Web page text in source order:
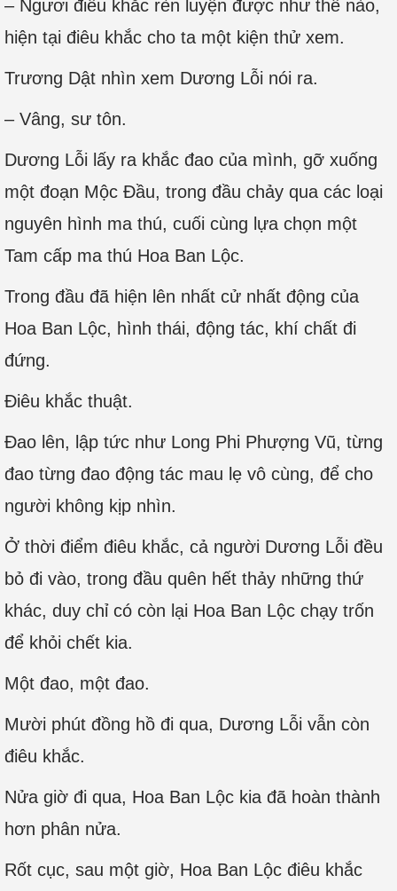
– Ngươi điêu khắc rèn luyện được như thế nào,
hiện tại điêu khắc cho ta một kiện thử xem.
Trương Dật nhìn xem Dương Lỗi nói ra.
– Vâng, sư tôn.
Dương Lỗi lấy ra khắc đao của mình, gỡ xuống
một đoạn Mộc Đầu, trong đầu chảy qua các loại
nguyên hình ma thú, cuối cùng lựa chọn một
Tam cấp ma thú Hoa Ban Lộc.
Trong đầu đã hiện lên nhất cử nhất động của
Hoa Ban Lộc, hình thái, động tác, khí chất đi
đứng.
Điêu khắc thuật.
Đao lên, lập tức như Long Phi Phượng Vũ, từng
đao từng đao động tác mau lẹ vô cùng, để cho
người không kịp nhìn.
Ở thời điểm điêu khắc, cả người Dương Lỗi đều
bỏ đi vào, trong đầu quên hết thảy những thứ
khác, duy chỉ có còn lại Hoa Ban Lộc chạy trốn
để khỏi chết kia.
Một đao, một đao.
Mười phút đồng hồ đi qua, Dương Lỗi vẫn còn
điêu khắc.
Nửa giờ đi qua, Hoa Ban Lộc kia đã hoàn thành
hơn phân nửa.
Rốt cục, sau một giờ, Hoa Ban Lộc điêu khắc